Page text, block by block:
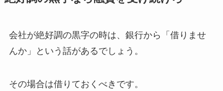
会社が絶好調の黒字の時は、銀行から「借りませ
んか」という話があるでしょう。
その場合は借りておくべきです。